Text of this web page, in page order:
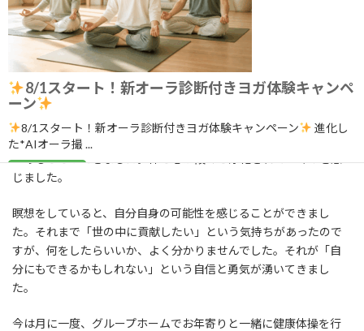
きなのですが、太鼓の音楽に合わせて振動していると、複雑な考
えや心配事も消え、胸がスッキリとします。健康とポジティブな意
識を引き寄せてくれるトレーニングだと思います。
そして、最高の体験となったのが、「ILCHIチョンファ瞑想」とい
う４日間の特別トレーニング。三重県にあるイルチブレインヨガ
の研修施設を拠点にして行われるのですが、伊勢神宮をはじめ自
然と触れ合いながら、高いエネルギーの中で自分の深い内面を見
つめることができました。体と心が段々と浄化されていくのを感
じました。
瞑想をしていると、自分自身の可能性を感じることができまし
た。それまで「世の中に貢献したい」という気持ちがあったので
すが、何をしたらいいか、よく分かりませんでした。それが「自
分にもできるかもしれない」という自信と勇気が湧いてきまし
た。
今は月に一度、グループホームでお年寄りと一緒に健康体操を行
8/1スタート！新オーラ診断付きヨガ体験キャンペ
ーン
8/1スタート！新オーラ診断付きヨガ体験キャンペーン
進化し
た*AIオーラ撮 ...
続きを読む